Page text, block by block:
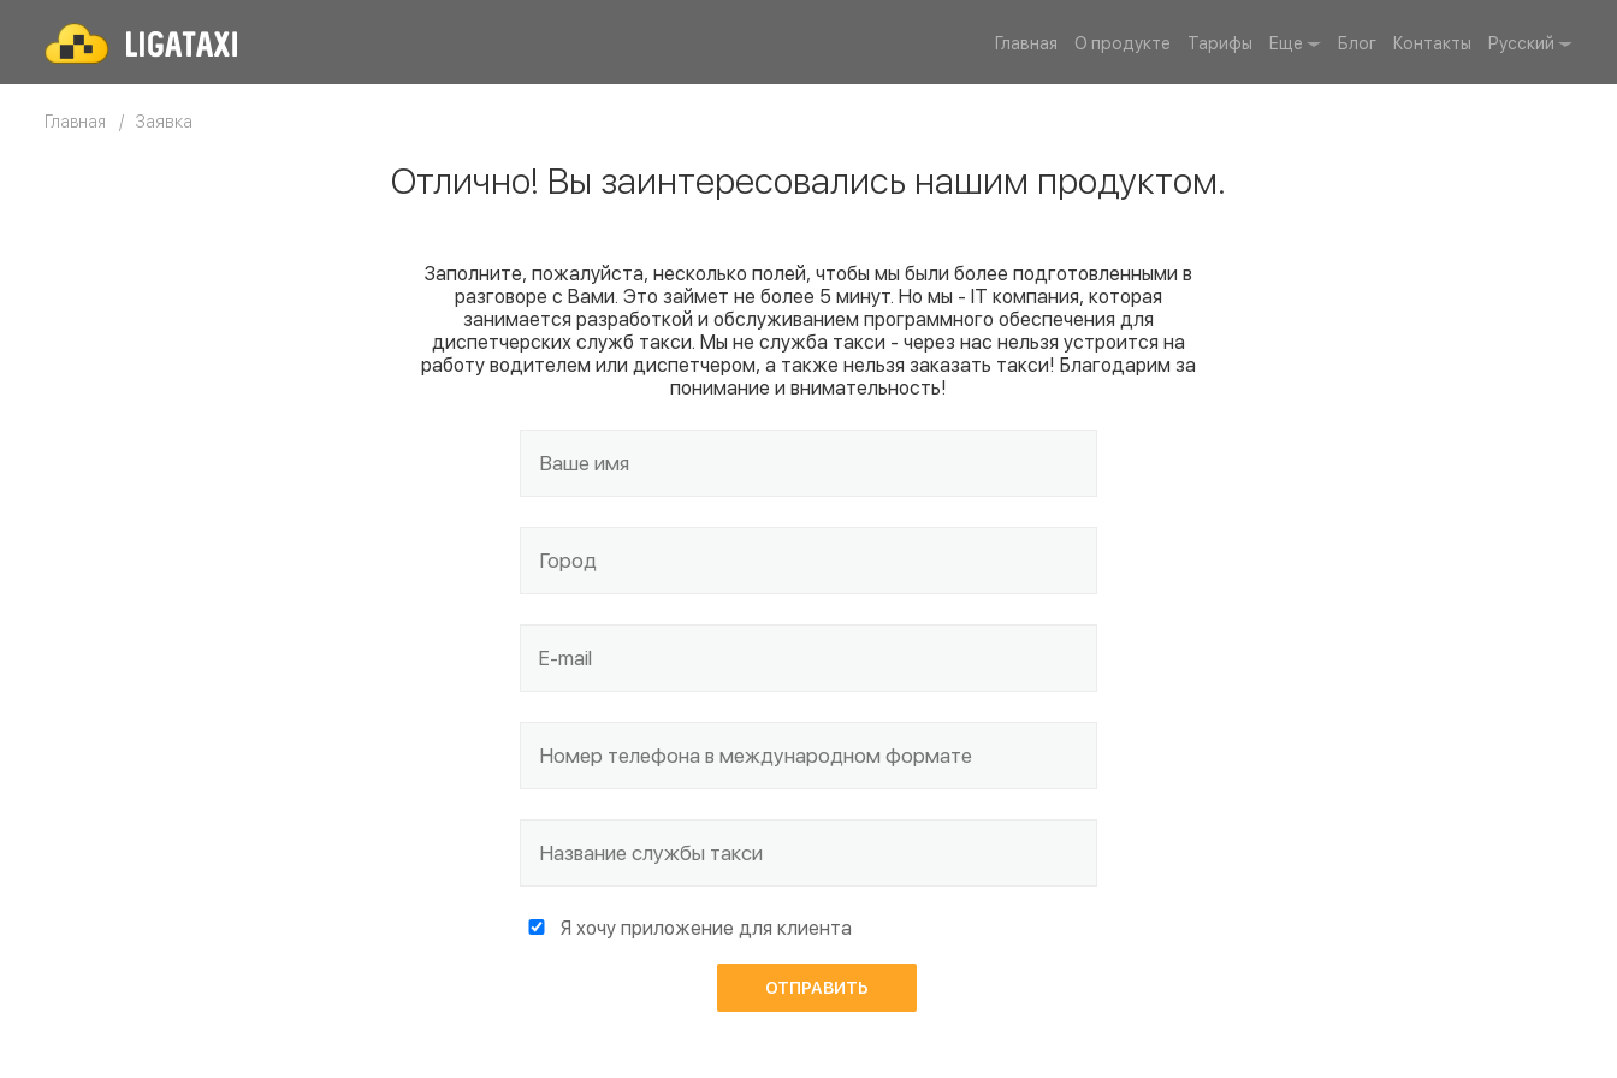
Главная О продукте Тарифы Еще Блог Контакты Русский
Главная Заявка
Отлично! Вы заинтересовались нашим продуктом.
Заполните, пожалуйста, несколько полей, чтобы мы были более подготовленными в
разговоре с Вами. Это займет не более 5 минут. Но мы - IT компания, которая
занимается разработкой и обслуживанием программного обеспечения для
диспетчерских служб такси. Мы не служба такси - через нас нельзя устроится на
работу водителем или диспетчером, а также нельзя заказать такси! Благодарим за
понимание и внимательность!
Я хочу приложение для клиента
ОТПРАВИТЬ